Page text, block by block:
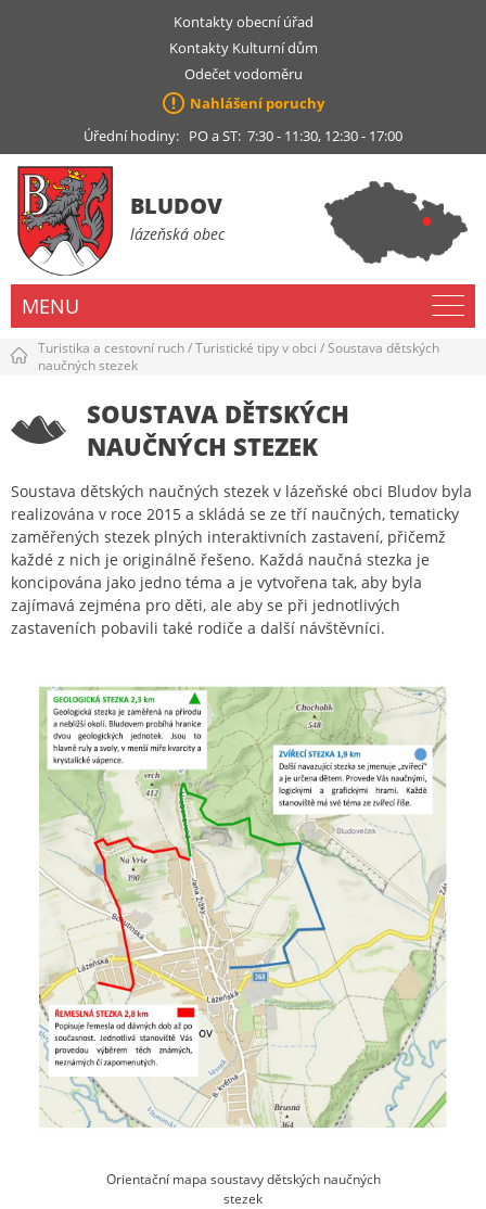
Kontakty obecní úřad
Kontakty Kulturní dům
Odečet vodoměru
Nahlášení poruchy
Úřední hodiny: PO a ST: 7:30 - 11:30, 12:30 - 17:00
BLUDOV
lázeňská obec
MENU
Turistika a cestovní ruch/Turistické tipy v obci /Soustava dětských
naučných stezek
SOUSTAVA DĚTSKÝCH
NAUČNÝCH STEZEK
Soustava dětských naučných stezek v lázeňské obci Bludov byla
realizována v roce 2015 a skládá se ze tří naučných, tematicky
zaměřených stezek plných interaktivních zastavení, přičemž
každé z nich je originálně řešeno. Každá naučná stezka je
koncipována jako jedno téma a je vytvořena tak, aby byla
zajímavá zejména pro děti, ale aby se při jednotlivých
zastaveních pobavili také rodiče a další návštěvníci.
Orientační mapa soustavy dětských naučných
stezek